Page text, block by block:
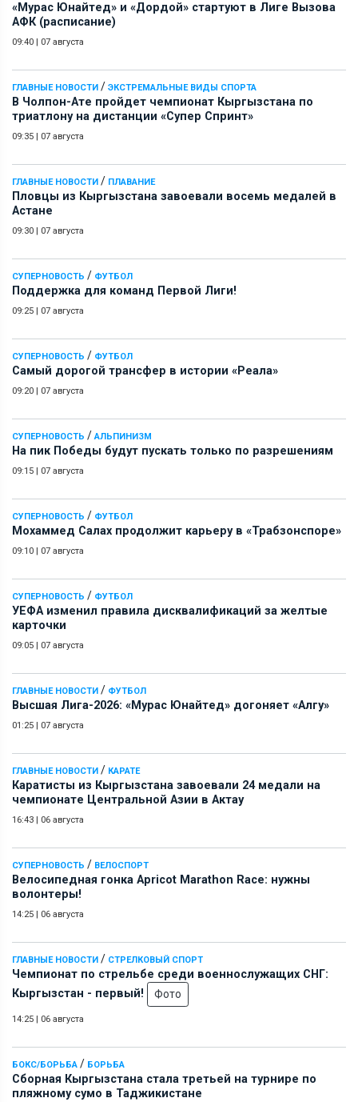
«Мурас Юнайтед» и «Дордой» стартуют в Лиге Вызова
АФК (расписание)
09:40 07 августа
ГЛАВНЫЕ НОВОСТИ / ЭКСТРЕМАЛЬНЫЕ ВИДЫ СПОРТА
В Чолпон-Ате пройдет чемпионат Кыргызстана по
триатлону на дистанции «Супер Спринт»
09:35 07 августа
ГЛАВНЫЕ НОВОСТИ / ПЛАВАНИЕ
Пловцы из Кыргызстана завоевали восемь медалей в
Астане
09:30 07 августа
СУПЕРНОВОСТЬ / ФУТБОЛ
Поддержка для команд Первой Лиги!
09:25 07 августа
СУПЕРНОВОСТЬ / ФУТБОЛ
Самый дорогой трансфер в истории «Реала»
09:20 07 августа
СУПЕРНОВОСТЬ / АЛЬПИНИЗМ
На пик Победы будут пускать только по разрешениям
09:15 07 августа
СУПЕРНОВОСТЬ / ФУТБОЛ
Мохаммед Салах продолжит карьеру в «Трабзонспоре»
09:10 07 августа
СУПЕРНОВОСТЬ / ФУТБОЛ
УЕФА изменил правила дисквалификаций за желтые
карточки
09:05 07 августа
ГЛАВНЫЕ НОВОСТИ / ФУТБОЛ
Высшая Лига-2026: «Мурас Юнайтед» догоняет «Алгу»
01:25 07 августа
ГЛАВНЫЕ НОВОСТИ / КАРАТЕ
Каратисты из Кыргызстана завоевали 24 медали на
чемпионате Центральной Азии в Актау
16:43 06 августа
СУПЕРНОВОСТЬ / ВЕЛОСПОРТ
Велосипедная гонка Apricot Marathon Race: нужны
волонтеры!
14:25 06 августа
ГЛАВНЫЕ НОВОСТИ / СТРЕЛКОВЫЙ СПОРТ
Чемпионат по стрельбе среди военнослужащих СНГ:
Кыргызстан - первый!
Фото
14:25 06 августа
БОКС/БОРЬБА / БОРЬБА
Сборная Кыргызстана стала третьей на турнире по
пляжному сумо в Таджикистане